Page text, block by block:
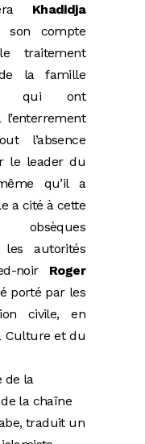
Khadidja
compte
traitement
la famille
qui ont
l’enterrement
l’absence
le leader du
qu’il a
a cité à cette
les autorités
noir Roger
porté par les
civile, en
Culture et du
de la
la chaîne
traduit un